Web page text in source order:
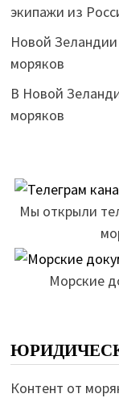
экипажи из
Новой Зеландии
моряков
В Новой
моряков
Мы открыли
Морские
Контент от